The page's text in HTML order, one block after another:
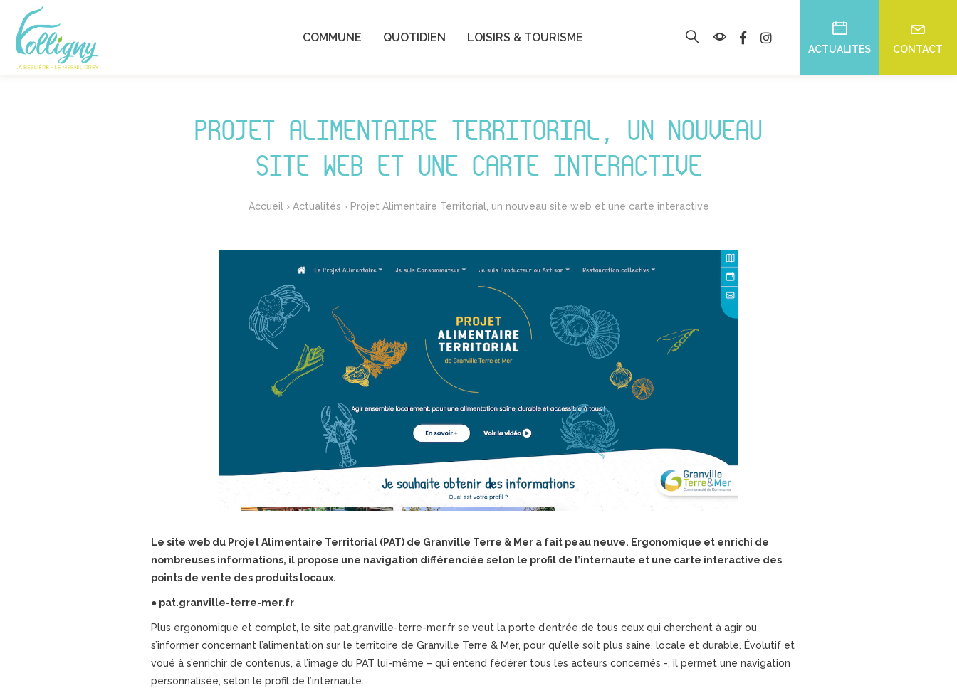
COMMUNE QUOTIDIEN LOISIRS & TOURISME
ACTUALITÉS CONTACT
PROJET ALIMENTAIRE TERRITORIAL, UN NOUVEAU
SITE WEB ET UNE CARTE INTERACTIVE
Accueil › Actualités › Projet Alimentaire Territorial, un nouveau site web et une carte interactive
Le site web du Projet Alimentaire Territorial (PAT) de Granville Terre & Mer a fait peau neuve. Ergonomique et enrichi de
nombreuses informations, il propose une navigation différenciée selon le profil de l’internaute et une carte interactive des
points de vente des produits locaux.
● pat.granville-terre-mer.fr
Plus ergonomique et complet, le site pat.granville-terre-mer.fr se veut la porte d’entrée de tous ceux qui cherchent à agir ou
s’informer concernant l’alimentation sur le territoire de Granville Terre & Mer, pour qu’elle soit plus saine, locale et durable. Évolutif et
voué à s’enrichir de contenus, à l’image du PAT lui-même – qui entend fédérer tous les acteurs concernés -, il permet une navigation
personnalisée, selon le profil de l’internaute.